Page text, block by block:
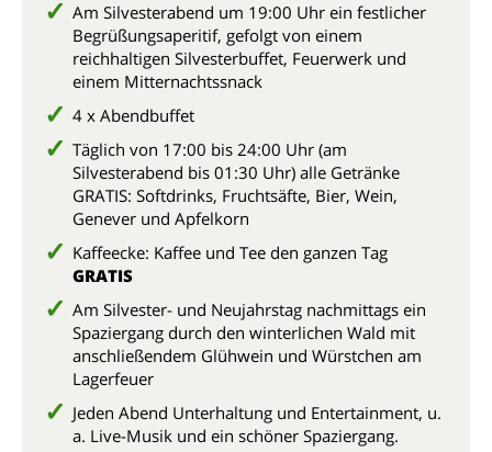
Am Silvesterabend um 19:00 Uhr ein festlicher
Begrüßungsaperitif, gefolgt von einem
reichhaltigen Silvesterbuffet, Feuerwerk und
einem Mitternachtssnack
4 x Abendbuffet
Täglich von 17:00 bis 24:00 Uhr (am
Silvesterabend bis 01:30 Uhr) alle Getränke
GRATIS: Softdrinks, Fruchtsäfte, Bier, Wein,
Genever und Apfelkorn
Kaffeecke: Kaffee und Tee den ganzen Tag
GRATIS
Am Silvester- und Neujahrstag nachmittags ein
Spaziergang durch den winterlichen Wald mit
anschließendem Glühwein und Würstchen am
Lagerfeuer
Jeden Abend Unterhaltung und Entertainment, u.
a. Live-Musik und ein schöner Spaziergang.